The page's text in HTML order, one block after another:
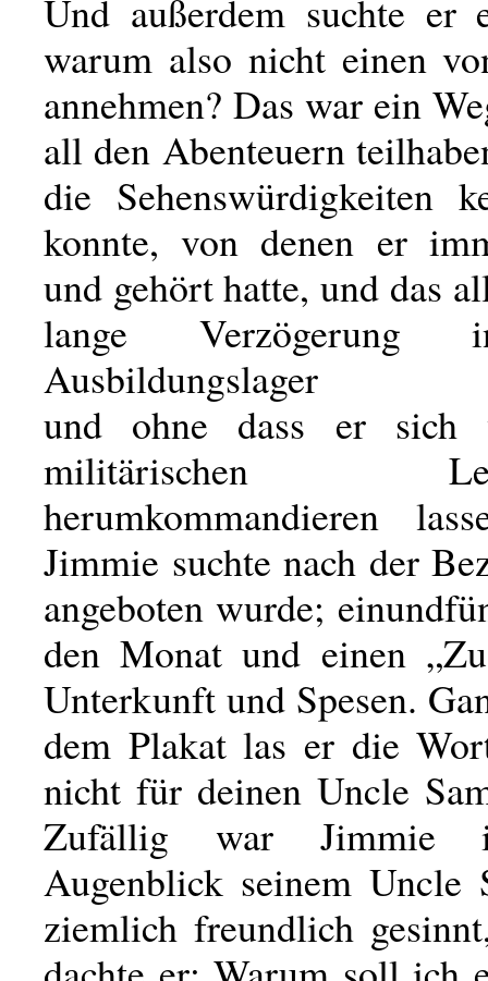
Und außerdem suchte er
warum also nicht einen
annehmen? Das war ein
all den Abenteuern
die Sehenswürdigkeiten
konnte, von denen er
und gehört hatte, und das
lange Verzögerung
Ausbildungslager
und ohne dass er sich
militärischen
herumkommandieren
Jimmie suchte nach der
angeboten wurde;
den Monat und einen
Unterkunft und Spesen.
dem Plakat las er die
nicht für deinen Uncle
Zufällig war Jimmie
Augenblick seinem Uncle
ziemlich freundlich